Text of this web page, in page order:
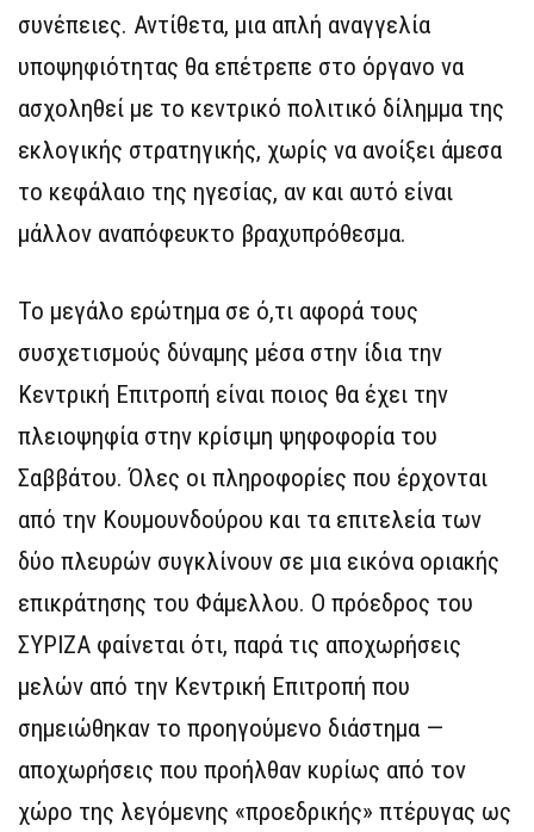
συνέπειες. Αντίθετα, μια απλή αναγγελία
υποψηφιότητας θα επέτρεπε στο όργανο να
ασχοληθεί με το κεντρικό πολιτικό δίλημμα της
εκλογικής στρατηγικής, χωρίς να ανοίξει άμεσα
το κεφάλαιο της ηγεσίας, αν και αυτό είναι
μάλλον αναπόφευκτο βραχυπρόθεσμα.
Το μεγάλο ερώτημα σε ό,τι αφορά τους
συσχετισμούς δύναμης μέσα στην ίδια την
Κεντρική Επιτροπή είναι ποιος θα έχει την
πλειοψηφία στην κρίσιμη ψηφοφορία του
Σαββάτου. Όλες οι πληροφορίες που έρχονται
από την Κουμουνδούρου και τα επιτελεία των
δύο πλευρών συγκλίνουν σε μια εικόνα οριακής
επικράτησης του Φάμελλου. Ο πρόεδρος του
ΣΥΡΙΖΑ φαίνεται ότι, παρά τις αποχωρήσεις
μελών από την Κεντρική Επιτροπή που
σημειώθηκαν το προηγούμενο διάστημα —
αποχωρήσεις που προήλθαν κυρίως από τον
χώρο της λεγόμενης «προεδρικής» πτέρυγας ως